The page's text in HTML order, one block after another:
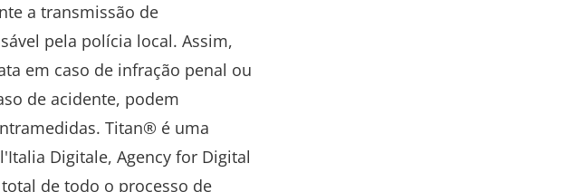
a transmissão de
pela polícia local. Assim,
em caso de infração penal ou
de acidente, podem
Titan® é uma
Digitale, Agency for Digital
de todo o processo de